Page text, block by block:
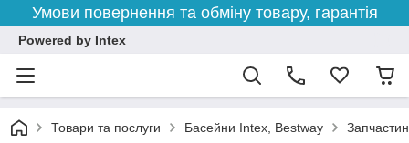
Умови повернення та обміну товару, гарантія
Powered by Intex
Товари та послуги Басейни Intex, Bestway